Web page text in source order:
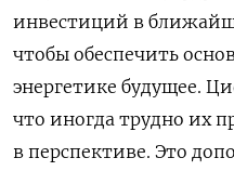
инвестиций в
чтобы обеспечить
энергетике будущее.
что иногда трудно их
в перспективе. Это